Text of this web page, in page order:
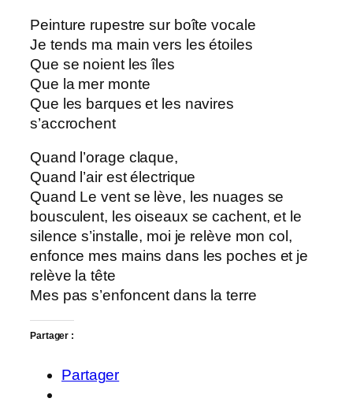
Peinture rupestre sur boîte vocale
Je tends ma main vers les étoiles
Que se noient les îles
Que la mer monte
Que les barques et les navires
s’accrochent
Quand l’orage claque,
Quand l’air est électrique
Quand Le vent se lève, les nuages se
bousculent, les oiseaux se cachent, et le
silence s’installe, moi je relève mon col,
enfonce mes mains dans les poches et je
relève la tête
Mes pas s’enfoncent dans la terre
Partager :
Partager